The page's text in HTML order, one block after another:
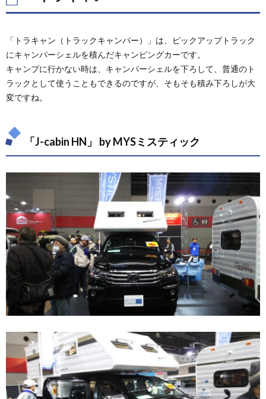
「トラキャン（トラックキャンパー）」は、ピックアップトラック
にキャンパーシェルを積んだキャンピングカーです。
キャンプに行かない時は、キャンパーシェルを下ろして、普通のト
ラックとして使うこともできるのですが、そもそも積み下ろしが大
変ですね。
「J-cabin HN」 by MYSミスティック